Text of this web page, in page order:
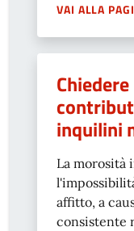
VAI ALLA
inquilini
La morosità
affitto, a
consistente